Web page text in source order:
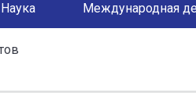
Наука Международная